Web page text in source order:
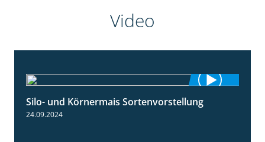
Video
4:26
Silo- und Körnermais Sortenvorstellung
24.09.2024